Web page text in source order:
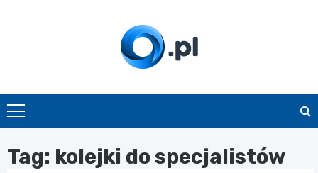
O.pl
Tag: kolejki do specjalistów